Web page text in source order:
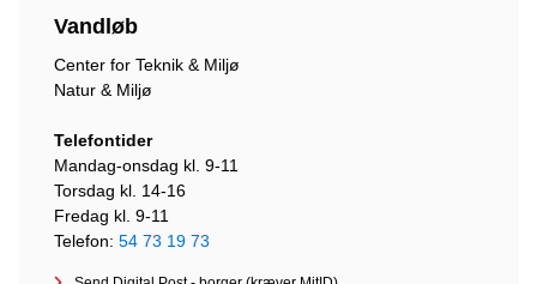
Vandløb
Center for Teknik & Miljø
Natur & Miljø
Telefontider
Mandag-onsdag kl. 9-11
Torsdag kl. 14-16
Fredag kl. 9-11
Telefon: 54 73 19 73